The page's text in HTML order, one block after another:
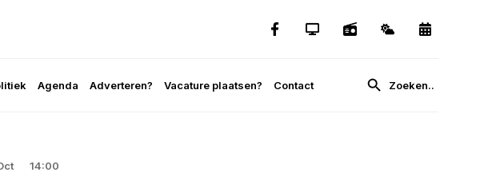
Agenda Adverteren? Vacature plaatsen? Contact
14:00